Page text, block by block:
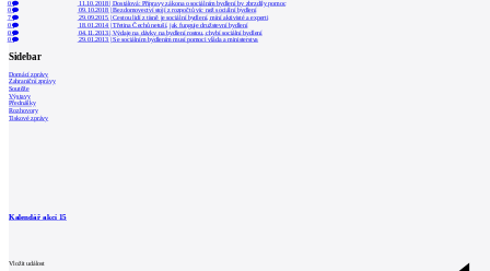
0
11.10.2018| Dostálová: Přípravy zákona o sociálním bydlení by zbrzdily pomoc
0
09.10.2018 |Bezdomovectví stojí z rozpočtů víc než sociální bydlení
7
29.09.2015 |Cestou lidí z tísně je sociální bydlení, míní aktivisté a experti
0
18.01.2014 |Třetina Čechů netuší, jak funguje družstevní bydlení
0
04.11.2013| Výdaje na dávky na bydlení rostou, chybí sociální bydlení
0
29.01.2013 |Se sociálním bydlením musí pomoci vláda a ministerstva
Sidebar
Domácí zprávy
Zahraniční zprávy
Soutěže
Výstavy
Přednášky
Rozhovory
Tiskové zprávy
Kalendář akcí 15
Vložit událost